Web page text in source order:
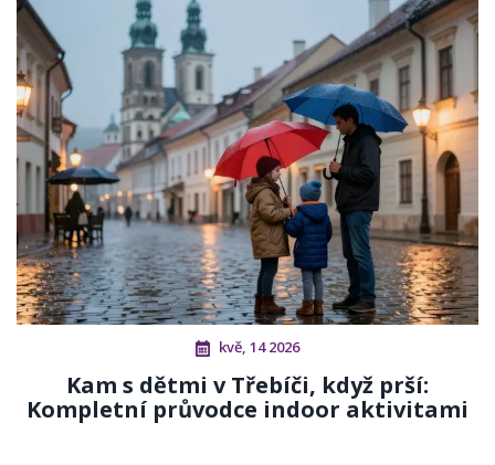
kvě, 14 2026
Kam s dětmi v Třebíči, když prší:
Kompletní průvodce indoor aktivitami